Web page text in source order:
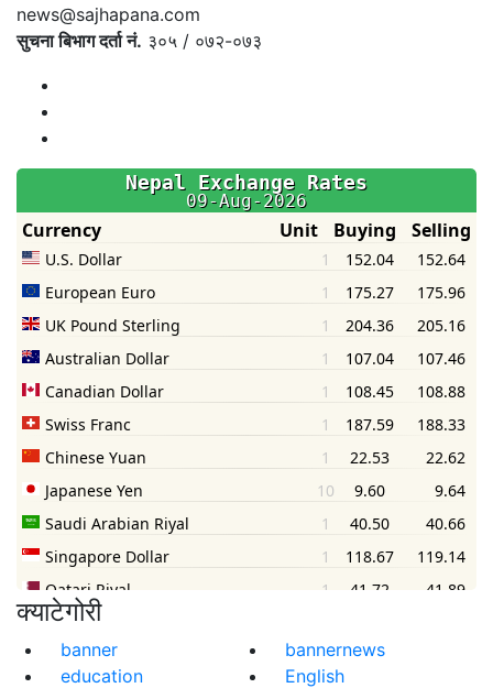
news@sajhapana.com
सुचना बिभाग दर्ता नं. ३०५ / ०७२-०७३
क्याटेगोरी
banner
bannernews
education
English